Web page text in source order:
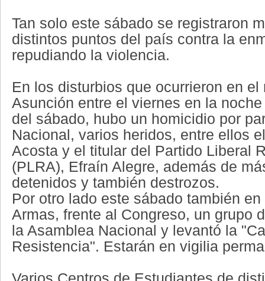
Tan solo este sábado se registraron
distintos puntos del país contra la
repudiando la violencia.
En los disturbios que ocurrieron en el
Asunción entre el viernes en la
del sábado, hubo un homicidio por
Nacional, varios heridos, entre ellos
Acosta y el titular del Partido Liberal
(PLRA), Efraín Alegre, además de
detenidos y también destrozos.
Por otro lado este sábado también
Armas, frente al Congreso, un grupo
la Asamblea Nacional y levantó la
Resistencia". Estarán en vigilia